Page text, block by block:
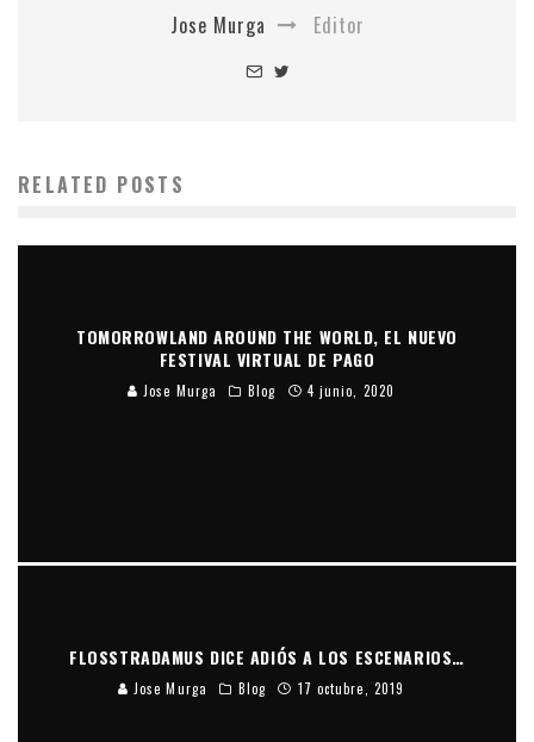
Jose Murga Editor
RELATED POSTS
TOMORROWLAND AROUND THE WORLD, EL NUEVO
FESTIVAL VIRTUAL DE PAGO
Jose Murga Blog 4 junio, 2020
FLOSSTRADAMUS DICE ADIÓS A LOS ESCENARIOS…
Jose Murga Blog 17 octubre, 2019